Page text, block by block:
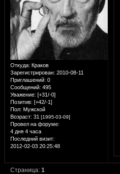
Откуда: Краков
Зарегистрирован: 2010-08-11
Приглашений: 0
Сообщений: 495
Уважение: [+31/-0]
Позитив: [+42/-1]
Пол: Мужской
Возраст: 31 [1995-03-09]
Провел на форуме:
4 дня 4 часа
Последний визит:
2012-02-03 20:25:48
Страница:1